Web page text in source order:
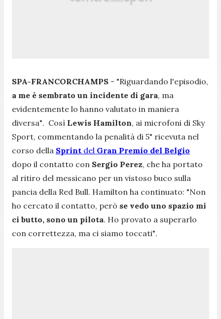
SPA-FRANCORCHAMPS - "Riguardando l'episodio,
a me è sembrato un incidente di gara, ma
evidentemente lo hanno valutato in maniera
diversa". Così Lewis Hamilton, ai microfoni di Sky
Sport, commentando la penalità di 5" ricevuta nel
corso della Sprint del Gran Premio del Belgio
dopo il contatto con Sergio Perez, che ha portato
al ritiro del messicano per un vistoso buco sulla
pancia della Red Bull. Hamilton ha continuato: "Non
ho cercato il contatto, però se vedo uno spazio mi
ci butto, sono un pilota. Ho provato a superarlo
con correttezza, ma ci siamo toccati".